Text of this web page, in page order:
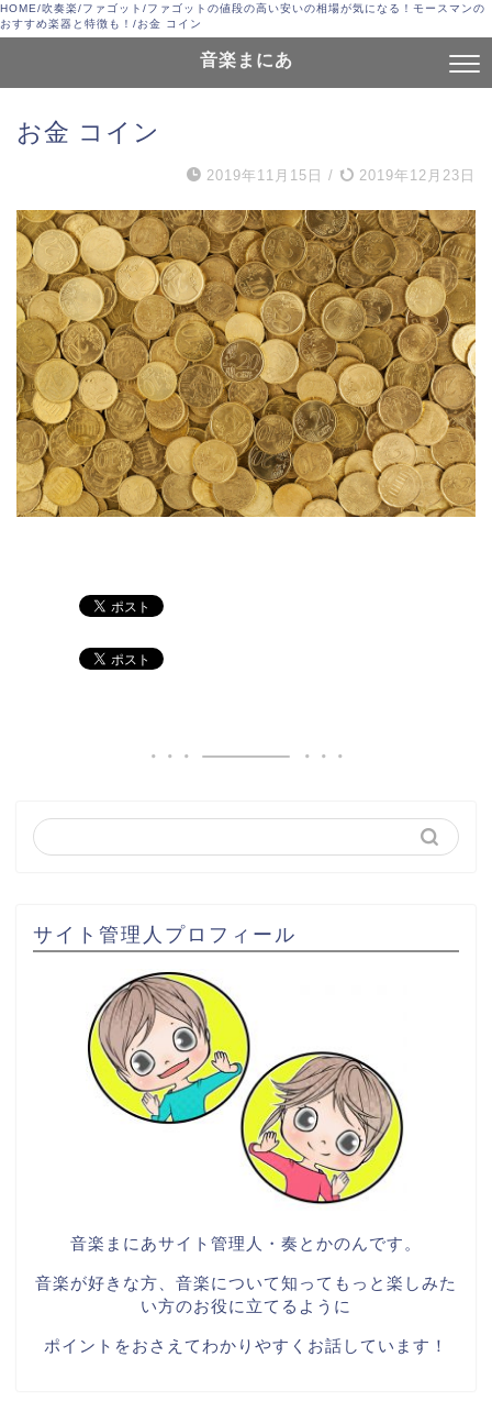
HOME/吹奏楽/ファゴット /ファゴットの値段の高い安いの相場が気になる！モースマンの
おすすめ楽器と特徴も！ /お金 コイン
音楽まにあ
お金 コイン
2019年11月15日 / 2019年12月23日
サイト管理人プロフィール
音楽まにあサイト管理人・奏とかのんです。
音楽が好きな方、音楽について知ってもっと楽しみた
い方のお役に立てるように
ポイントをおさえてわかりやすくお話しています！